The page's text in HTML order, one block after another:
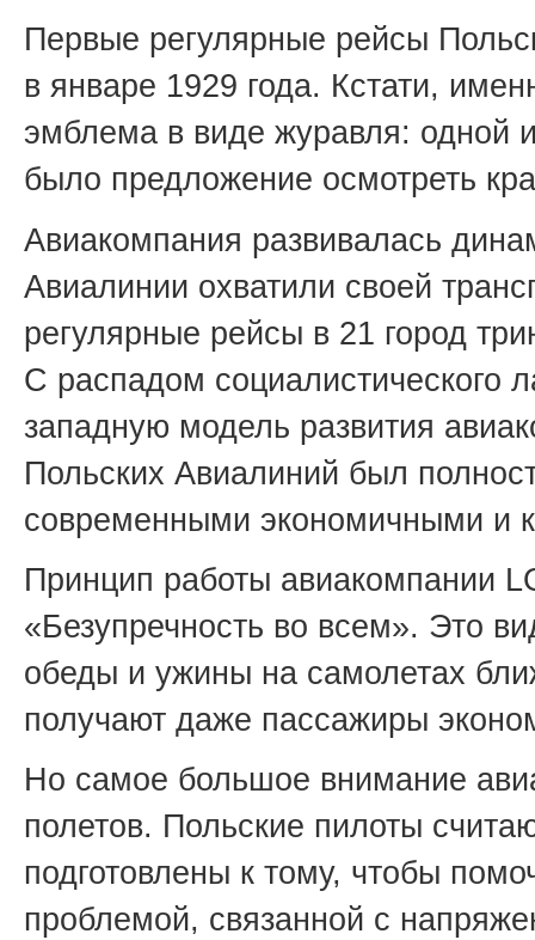
Первые регулярные рейсы
в январе 1929 года. Кстати,
эмблема в виде журавля: одной
было предложение осмотреть
Авиакомпания развивалась
Авиалинии охватили своей
регулярные рейсы в 21 город
С распадом социалистического
западную модель развития
Польских Авиалиний был
современными экономичными
Принцип работы авиакомпании
«Безупречность во всем». Это
обеды и ужины на самолетах
получают даже пассажиры
Но самое большое внимание
полетов. Польские пилоты
подготовлены к тому, чтобы
проблемой, связанной с